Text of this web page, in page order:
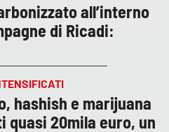
all’interno
di Ricadi:
hashish e marijuana
quasi 20mila euro, un